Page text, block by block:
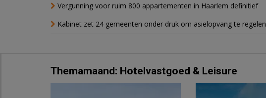
Vergunning voor ruim 800 appartementen in Haarlem definitief
Kabinet zet 24 gemeenten onder druk om asielopvang te regelen
Themamaand: Hotelvastgoed & Leisure